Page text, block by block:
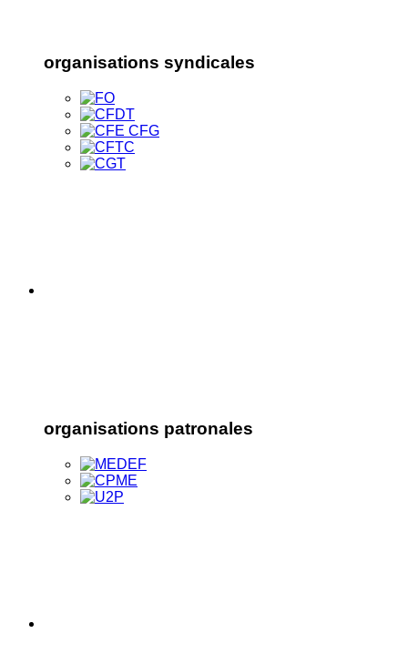
organisations syndicales
organisations patronales